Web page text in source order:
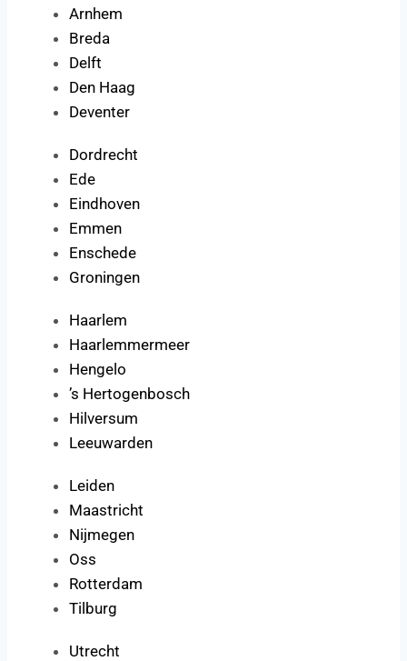
Arnhem
Breda
Delft
Den Haag
Deventer
Dordrecht
Ede
Eindhoven
Emmen
Enschede
Groningen
Haarlem
Haarlemmermeer
Hengelo
’s Hertogenbosch
Hilversum
Leeuwarden
Leiden
Maastricht
Nijmegen
Oss
Rotterdam
Tilburg
Utrecht